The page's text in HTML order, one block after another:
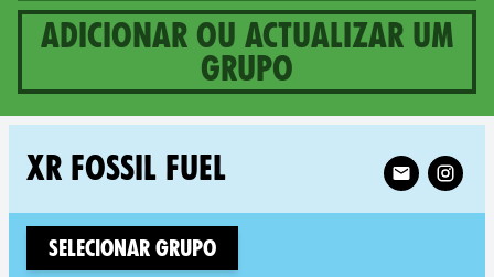
Adicionar ou actualizar um
grupo
1 groups in Cameroon
XR FOSSIL FUEL Follow XR
Selecionar Grupo